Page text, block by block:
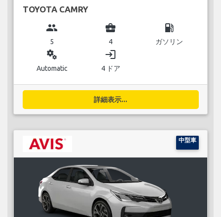
TOYOTA CAMRY
group
5
business_center
4
local_gas_station
ガソリン
miscellaneous_services
Automatic
login
4 ドア
詳細表示...
中型車